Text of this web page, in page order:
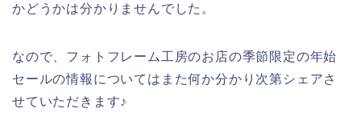
かどうかは分かりませんでした。
なので、フォトフレーム工房のお店の季節限定の年始
セールの情報についてはまた何か分かり次第シェアさ
せていただきます♪